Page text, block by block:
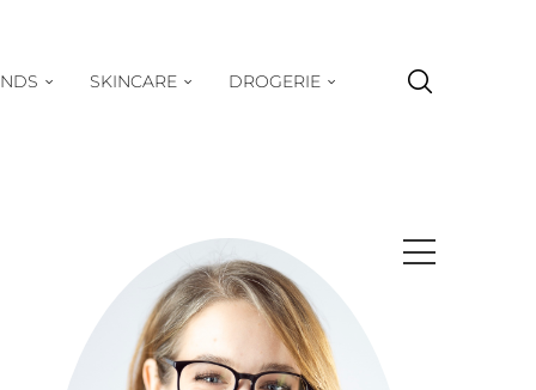
SKINCARE DROGERIE